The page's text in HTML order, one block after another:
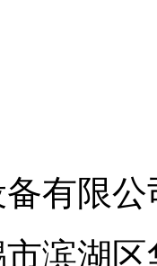
备有限
滨湖区